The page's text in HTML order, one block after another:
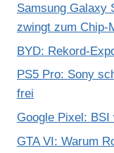
Samsung Galaxy
zwingt zum Chip-
BYD: Rekord-
PS5 Pro: Sony
frei
Google Pixel:
GTA VI: Warum